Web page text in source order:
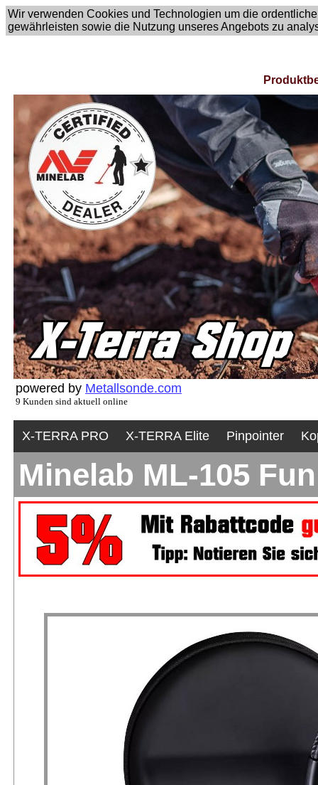
Wir verwenden Cookies und Technologien um die
gewährleisten sowie die Nutzung unseres Angebots zu
powered by Metallsonde.com
9 Kunden sind aktuell online
X-TERRA PRO X-TERRA Elite Pinpointer
Minelab ML-105